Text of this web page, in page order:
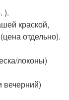
).
краской,
отдельно).
локоны)
вечерний)